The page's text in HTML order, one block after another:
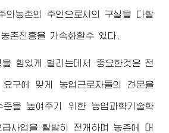
의농촌의 주인으로서의 구실을 다할
촌진흥을 가속화할수 있다.
을 힘있게 벌리는데서 중요한것은 전
요구에 맞게 농업근로자들의 견문을
준을 높여주기 위한 농업과학기술학
사업을 활발히 전개하며 농촌에 대